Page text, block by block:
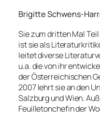
Brigitte Schwens-
Sie zum dritten Mal
ist sie als
leitet diverse
u.a. die von ihr
der Österreichischen
2007 lehrt sie an den
Salzburg und Wien.
Feuilletonchefin der